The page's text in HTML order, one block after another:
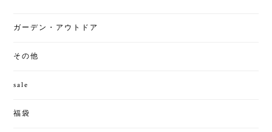
ガーデン・アウトドア
その他
sale
福袋